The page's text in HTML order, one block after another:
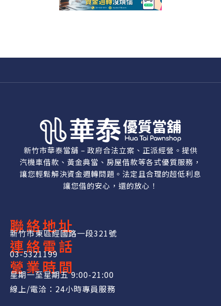
新竹市華泰當舖 – 政府合法立案、正派經營。提供
汽機車借款、黃金典當、房屋借款等各式優質服務，
讓您輕鬆解決資金週轉問題。法定且合理的超低利息
讓您借的安心，還的放心！
聯絡地址
新竹市東區經國路一段321號
連絡電話
03-5321199
營業時間
星期一至星期五 9:00-21:00
線上/電洽：24小時專員服務